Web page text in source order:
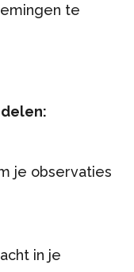
te
je observaties
in je